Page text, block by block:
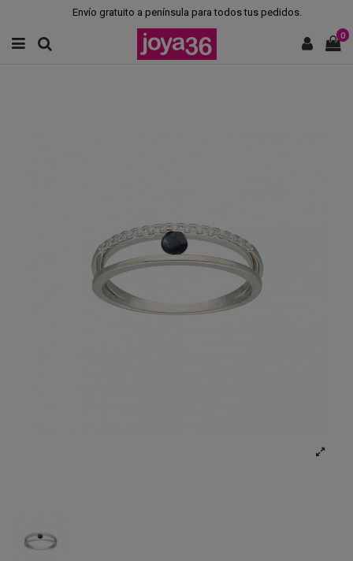
Envío gratuito a península para todos tus pedidos.
0